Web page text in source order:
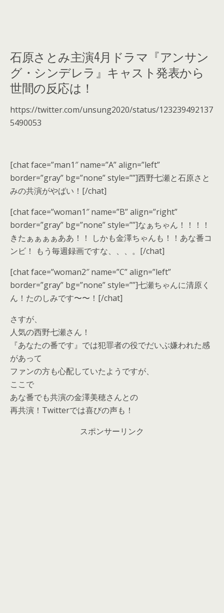
石原さとみ主演4月ドラマ『アンサン
グ・シンデレラ』キャスト発表から
世間の反応は！
https://twitter.com/unsung2020/status/123239492137
5490053
[chat face=”man1″ name=”A” align=”left”
border=”gray” bg=”none” style=””]西野七瀬と石原さと
みの共演がやばい！[/chat]
[chat face=”woman1″ name=”B” align=”right”
border=”gray” bg=”none” style=””]なぁちゃん！！！！
きたぁぁぁぁああ！！ しかも金澤ちゃんも！！あな番コ
ンビ！ もう毎週録画ですな、、、。[/chat]
[chat face=”woman2″ name=”C” align=”left”
border=”gray” bg=”none” style=””]七瀬ちゃんに清原く
ん！ たのしみです〜〜！ [/chat]
さすが、
人気の西野七瀬さん！
『あなたの番です』では犯罪者の役でだいぶ嫌われた感
があって
ファンの方も心配していたようですが、
ここで
あな番でも共演の金澤美穂さんとの
再共演！Twitterでは喜びの声も！
スポンサーリンク